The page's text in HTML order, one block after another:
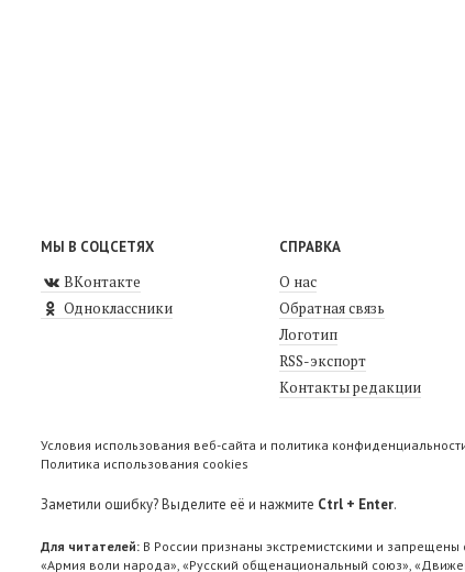
МЫ В СОЦСЕТЯХ
ВКонтакте
Одноклассники
СПРАВКА
О нас
Обратная связь
Логотип
RSS-экспорт
Контакты редакции
Условия использования веб-сайта и политика
Политика использования cookies
Заметили ошибку? Выделите её и нажмите Ctrl + Enter.
Для читателей: В России признаны экстремистскими и
«Армия воли народа», «Русский общенациональный союз»,